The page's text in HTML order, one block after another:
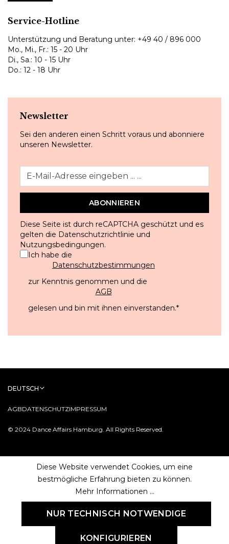
Service-Hotline
Unterstützung und Beratung unter: +49 40 / 896 000
Mo., Mi., Fr.: 15 - 20 Uhr
Di., Sa.: 10 - 15 Uhr
Do.: 12 - 18 Uhr
Newsletter
Sei den anderen einen Schritt voraus und abonniere
unseren Newsletter.
ABONNIEREN
Diese Seite ist durch reCAPTCHA geschützt und es
gelten die Datenschutzrichtlinie und
Nutzungsbedingungen.
Ich habe die
Datenschutzbestimmungen
zur Kenntnis genommen und die
AGB
gelesen und bin mit ihnen einverstanden.*
© 2024 Dance Affairs Hamburg. All Rights Reserved.
AGBDATENSCHUTZIMPRESSUM
DEUTSCH
Diese Website verwendet Cookies, um eine
bestmögliche Erfahrung bieten zu können.
Mehr Informationen ...
NUR TECHNISCH NOTWENDIGE
KONFIGURIEREN